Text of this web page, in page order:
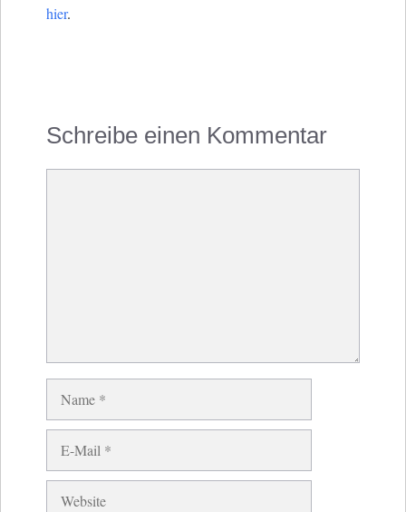
hier.
Schreibe einen Kommentar
Website